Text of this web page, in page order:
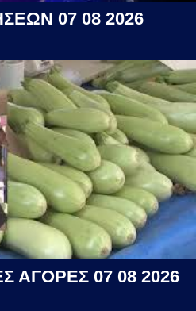
07 08 2026
ΑΓΟΡΕΣ 07 08 2026